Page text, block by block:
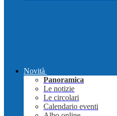
Novità
Panoramica
Le notizie
Le circolari
Calendario eventi